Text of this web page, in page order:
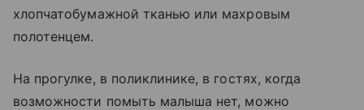
хлопчатобумажной тканью или махровым
полотенцем.
На прогулке, в поликлинике, в гостях, когда
возможности помыть малыша нет, можно